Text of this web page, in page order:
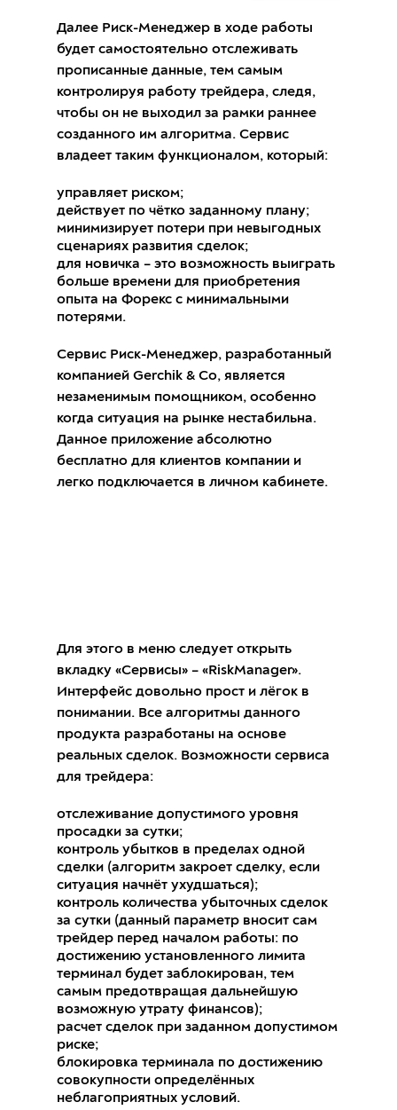
Далее Риск-Менеджер в ходе работы
будет самостоятельно отслеживать
прописанные данные, тем самым
контролируя работу трейдера, следя,
чтобы он не выходил за рамки раннее
созданного им алгоритма. Сервис
владеет таким функционалом, который:
управляет риском;
действует по чётко заданному плану;
минимизирует потери при невыгодных
сценариях развития сделок;
для новичка – это возможность выиграть
больше времени для приобретения
опыта на Форекс с минимальными
потерями.
Сервис Риск-Менеджер, разработанный
компанией Gerchik & Co, является
незаменимым помощником, особенно
когда ситуация на рынке нестабильна.
Данное приложение абсолютно
бесплатно для клиентов компании и
легко подключается в личном кабинете.
Для этого в меню следует открыть
вкладку «Сервисы» – «RiskManager».
Интерфейс довольно прост и лёгок в
понимании. Все алгоритмы данного
продукта разработаны на основе
реальных сделок. Возможности сервиса
для трейдера:
отслеживание допустимого уровня
просадки за сутки;
контроль убытков в пределах одной
сделки (алгоритм закроет сделку, если
ситуация начнёт ухудшаться);
контроль количества убыточных сделок
за сутки (данный параметр вносит сам
трейдер перед началом работы: по
достижению установленного лимита
терминал будет заблокирован, тем
самым предотвращая дальнейшую
возможную утрату финансов);
расчет сделок при заданном допустимом
риске;
блокировка терминала по достижению
совокупности определённых
неблагоприятных условий.